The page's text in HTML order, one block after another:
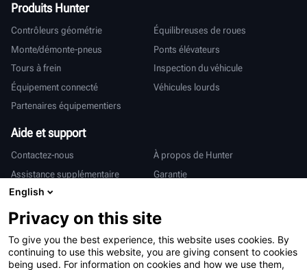
Produits Hunter
Contrôleurs géométrie
Équilibreuses de roues
Monte/démonte-pneus
Ponts élévateurs
Tours à frein
Inspection du véhicule
Équipement connecté
Véhicules lourds
Partenaires équipementiers
Aide et support
Contactez-nous
À propos de Hunter
Assistance supplémentaire
Garantie
International
Ventes et services
Deutsch
亨特中国
English
Privacy on this site
To give you the best experience, this website uses cookies. By
continuing to use this website, you are giving consent to cookies
being used. For information on cookies and how we use them,